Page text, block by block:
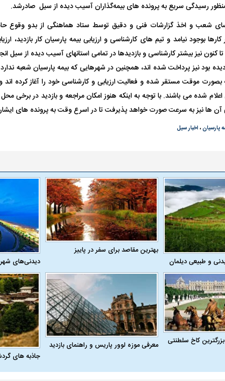
رسیدگی سریع به پرونده های بیمه‌گذاران آسیب دیده از سیل صادرشد.
شعب و اخذ گزارشات فنی و دقیق توسط ستاد هماهنگی از بدو وقوع
بوجود نیامد و تیم های کارشناسی و ارزیابی بیمه پارسیان کار بازدید،
کنون نیز بیشتر کارشناسی و بازدیدهادر تمامی استانهای آسیب دیده از سیل
بود نیز پرداخت شده اند، همچنین در شهرهایی که بیمه پارسیان شعبه ندارد
موقت مستقر شده و فعالیت ارزیابی و کارشناسی خود را آغاز کرده اند
شده می باشند. با توجه به اینکه هنوز امکان مراجعه و بازدید در برخی
آن ها نیز به سرعت صورت خواهد پذیرفت تا در اسرع وقت به پرونده های
پارسیان، اخبار سیل
و طبیعی دیلمان
بهترین مقاصد برای سفر در پاییز
دیدنی‌های
کاخ سلطنتی
معرفی موزه لوور پاریس و راهنمای بازدید
جاذبه های
فضاپیمای «استارشیپ» ایلان ماسک
چیست؟
حدید ۱۱۰؛
مرگبارتر
جدید ایران
واژگونی مرگبار سمند در اصفهان | ۴ نفر
عکس| ماجرای کشف جسد ناشناس که
توسط حیوانات خورده شد
زنگ خطر دوباره
پرسپولیس
پیشنهاد ۱۳۲میلیاردی رامین رضاییان به
استقلال
بازگشت اندونگ
هافبک گابنی در